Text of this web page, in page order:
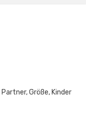
Größe, Kinder